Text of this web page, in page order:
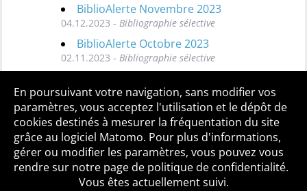
BiblioAlerte Novembre 2023
04.12.2023 - Bibliographie sélective
BiblioAlerte Octobre 2023
02.11.2023 - Bibliographie sélective
Toutes les BiblioAlertes
Qui sommes-nous ? Mentions légales
Accessibilité
Politique de confidentialité
Contact
En poursuivant votre navigation, sans modifier vos
paramètres, vous acceptez l'utilisation et le dépôt de
cookies destinés à mesurer la fréquentation du site
grâce au logiciel Matomo. Pour plus d'informations,
gérer ou modifier les paramètres, vous pouvez vous
rendre sur notre page de politique de confidentialité.
Vous êtes actuellement suivi.